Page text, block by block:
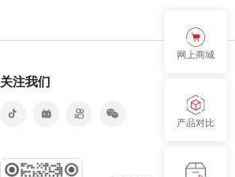
网上商城
产品对比
关注我们